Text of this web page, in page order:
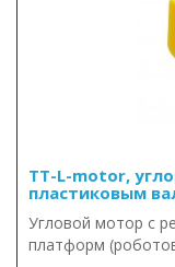
TT-L-motor,
пластиковым
Угловой мотор с
платформ